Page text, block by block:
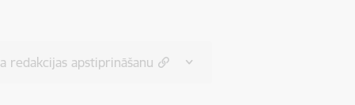
redakcijas apstiprināšanu